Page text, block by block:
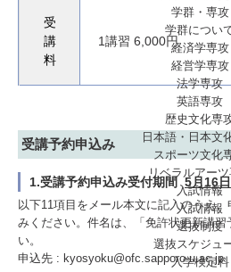
学群・専攻
学群につい
経済学専攻
経営学専攻
法学専攻
英語専攻
歴史文化専
日本語・日本文
スポーツ文化
リベラルアー
入試情報
入試情報
選抜制度
選抜スケジュ
入学検定料
受
講
料
1講習 6,000円
受講予約申込み
1.受講予約申込み受付期間5月16
以下11項目をメール本文に記入のうえ
みください。件名は、「免許状更新講習
い。
申込先 : kyosyoku@ofc.sapporo-u.ac.jp